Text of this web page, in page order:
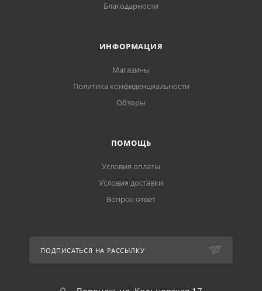
Благодарности
ИНФОРМАЦИЯ
Магазины
Политика конфиденциальности
Обзоры
ПОМОЩЬ
Условия оплаты
Условия доставки
Вопрос-ответ
ПОДПИСАТЬСЯ НА РАССЫЛКУ